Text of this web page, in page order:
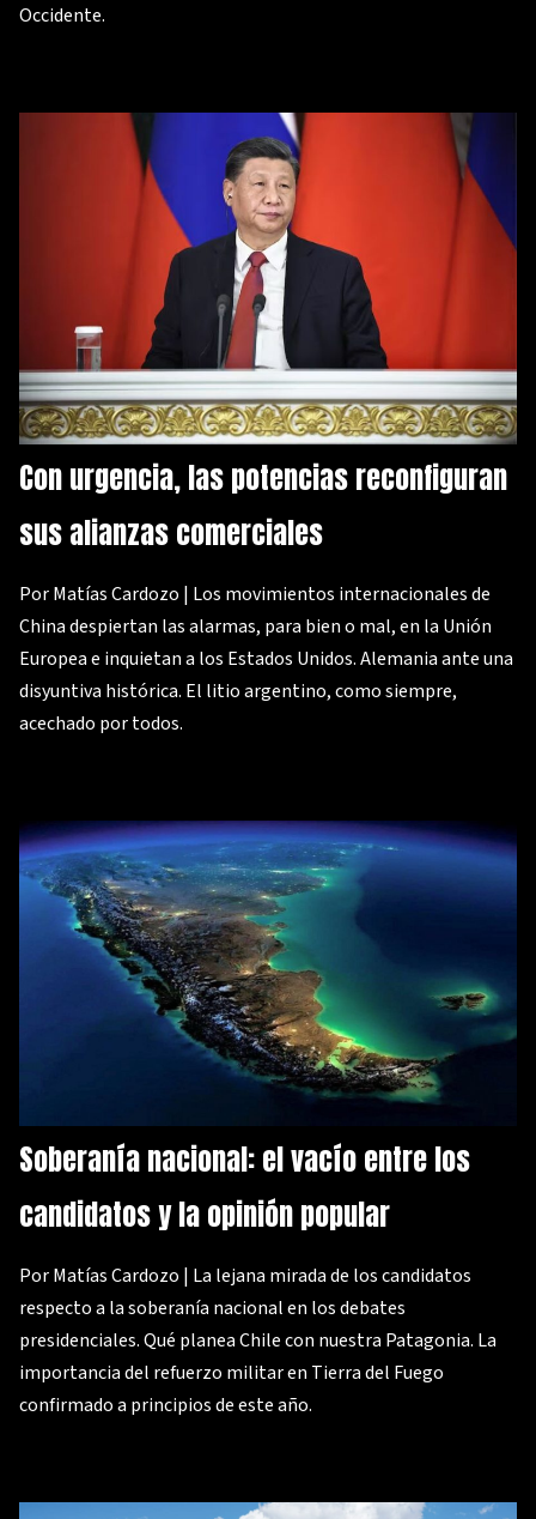
Occidente.
Con urgencia, las potencias reconfiguran
sus alianzas comerciales
Por Matías Cardozo | Los movimientos internacionales de
China despiertan las alarmas, para bien o mal, en la Unión
Europea e inquietan a los Estados Unidos. Alemania ante una
disyuntiva histórica. El litio argentino, como siempre,
acechado por todos.
Soberanía nacional: el vacío entre los
candidatos y la opinión popular
Por Matías Cardozo | La lejana mirada de los candidatos
respecto a la soberanía nacional en los debates
presidenciales. Qué planea Chile con nuestra Patagonia. La
importancia del refuerzo militar en Tierra del Fuego
confirmado a principios de este año.